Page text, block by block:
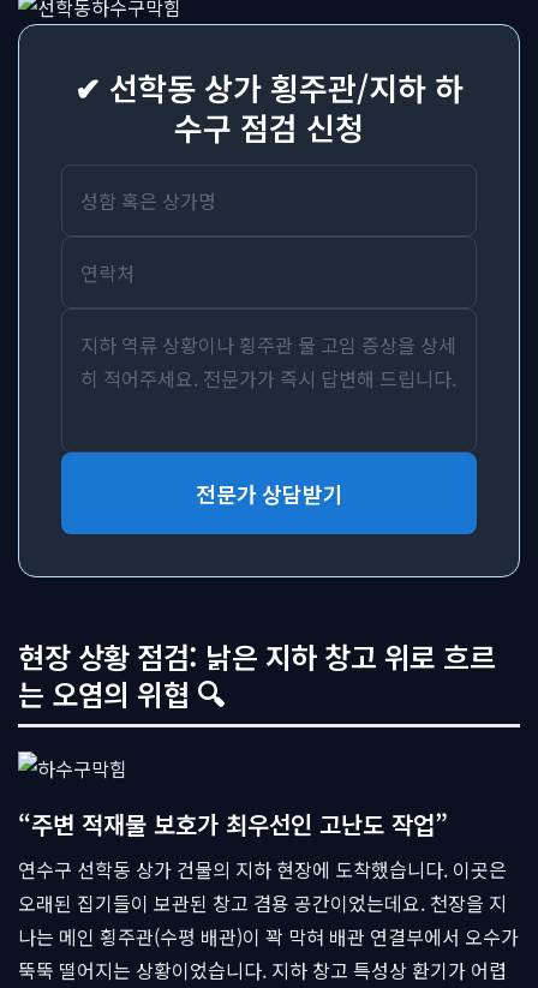
✔ 선학동 상가 횡주관/지하 하
수구 점검 신청
전문가 상담받기
현장 상황 점검: 낡은 지하 창고 위로 흐르
는 오염의 위협 🔍
“주변 적재물 보호가 최우선인 고난도 작업”
연수구 선학동 상가 건물의 지하 현장에 도착했습니다. 이곳은
오래된 집기들이 보관된 창고 겸용 공간이었는데요. 천장을 지
나는 메인 횡주관(수평 배관)이 꽉 막혀 배관 연결부에서 오수가
뚝뚝 떨어지는 상황이었습니다. 지하 창고 특성상 환기가 어렵